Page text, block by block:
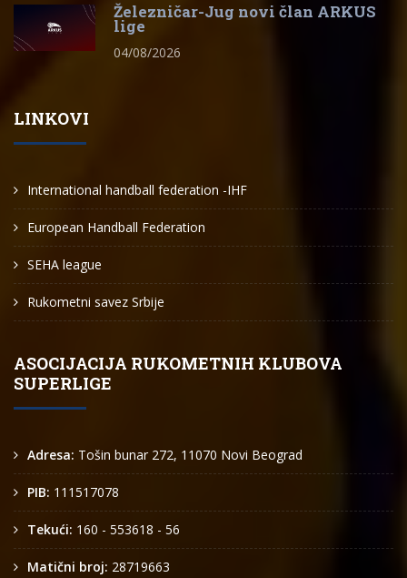
Železničar-Jug novi član ARKUS
lige
04/08/2026
LINKOVI
International handball federation -IHF
European Handball Federation
SEHA league
Rukometni savez Srbije
ASOCIJACIJA RUKOMETNIH KLUBOVA
SUPERLIGE
Adresa: Tošin bunar 272, 11070 Novi Beograd
PIB: 111517078
Tekući: 160 - 553618 - 56
Matični broj: 28719663